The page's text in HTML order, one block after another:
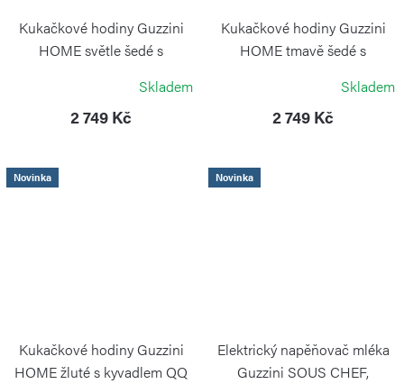
Kukačkové hodiny Guzzini
HOME světle šedé s
Skladem
2 749 Kč
Kukačkové hodiny Guzzini
HOME tmavě šedé s
Skladem
2 749 Kč
Novinka
Kukačkové hodiny Guzzini
HOME žluté s kyvadlem QQ
Novinka
Elektrický napěňovač mléka
Guzzini SOUS CHEF,